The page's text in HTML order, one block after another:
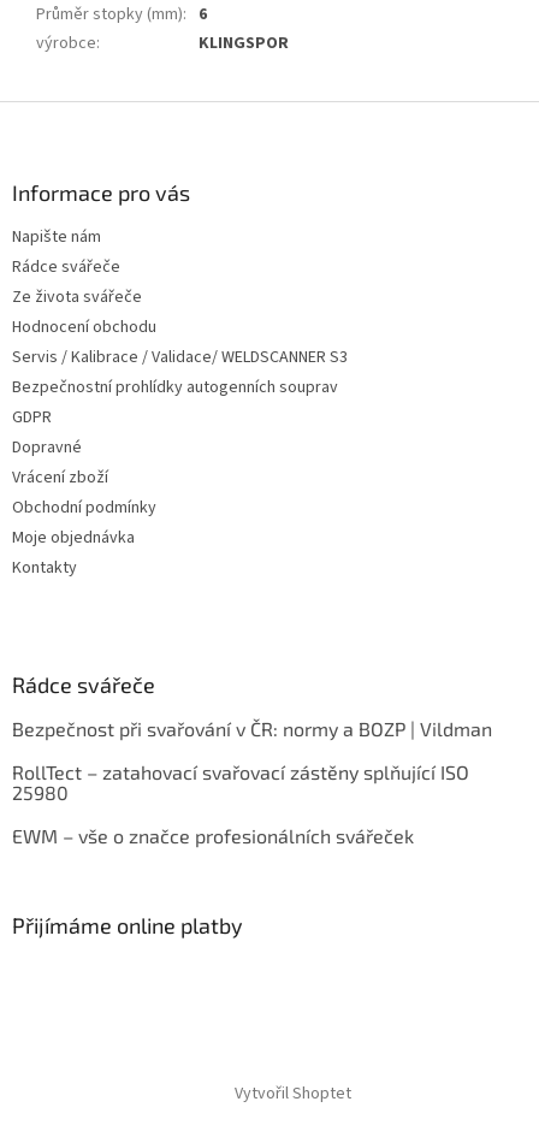
Průměr stopky (mm): 6
výrobce: KLINGSPOR
Informace pro vás
Napište nám
Rádce svářeče
Ze života svářeče
Hodnocení obchodu
Servis / Kalibrace / Validace/ WELDSCANNER S3
Bezpečnostní prohlídky autogenních souprav
GDPR
Dopravné
Vrácení zboží
Obchodní podmínky
Moje objednávka
Kontakty
Rádce svářeče
Bezpečnost při svařování v ČR: normy a BOZP | Vildman
RollTect – zatahovací svařovací zástěny splňující ISO
25980
EWM – vše o značce profesionálních svářeček
Přijímáme online platby
Vytvořil Shoptet